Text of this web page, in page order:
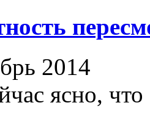
2014
ясно,